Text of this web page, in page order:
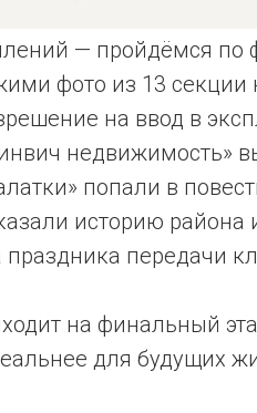
— пройдёмся по
фото из 13 секции
на ввод в
попали в
историю
праздника передачи
на финальный
для будущих